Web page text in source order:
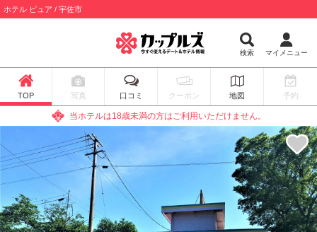
ホテル ピュア / 宇佐市
検索 マイメニュー
TOP 写真 口コミ クーポン 地図 予約
当ホテルは18歳未満の方はご利用いただけません。